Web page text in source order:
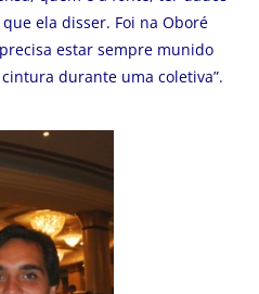
ela disser. Foi na Oboré
estar sempre munido
durante uma coletiva”.